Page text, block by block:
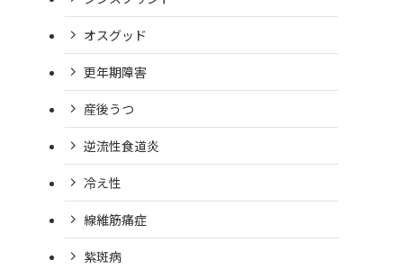
オスグッド
更年期障害
産後うつ
逆流性食道炎
冷え性
線維筋痛症
紫斑病